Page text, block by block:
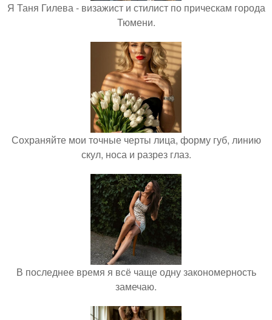
Я Таня Гилева - визажист и стилист по прическам города
Тюмени.
Сохраняйте мои точные черты лица, форму губ, линию
скул, носа и разрез глаз.
В последнее время я всё чаще одну закономерность
замечаю.